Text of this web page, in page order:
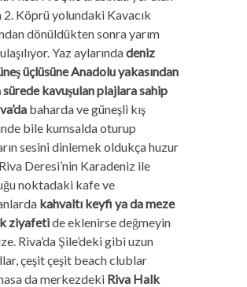
2. Köprü yolundaki Kavacık
dönüldükten sonra yarım
Yaz aylarındadeniz
üçlüsüne Anadolu yakasından
sürede kavuşulan plajlara sahip
baharda ve güneşli kış
bile kumsalda oturup
sesini dinlemek oldukça huzur
Deresi’nin Karadeniz ile
noktadaki kafe ve
kahvaltı keyfi ya da meze
ziyafetide eklenirse değmeyin
Riva’da Şile’deki gibi uzun
çeşit çeşit beach clublar
da merkezdeki Riva Halk